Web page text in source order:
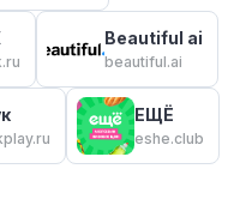
Beautiful ai
beautiful.ai
ЕЩЁ
eshe.club